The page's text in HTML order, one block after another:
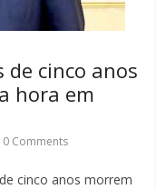
de cinco anos
hora em
0 Comments
cinco anos morrem